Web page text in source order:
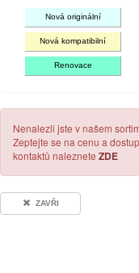
Nová originální
Nová kompatibilní
Renovace
Nenalezli jste v našem
Zeptejte se na cenu a
kontaktů naleznete ZDE
ZAVŘI